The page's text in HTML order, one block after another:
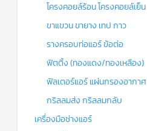
โครงคอยล์ร้อน โครงคอยล์เย็น
ขาแขวน ขายาง เทป กาว
รางครอบท่อแอร์ ข้อต่อ
ฟิตติ้ง (ทองแดง/ทองเหลือง)
ฟิลเตอร์แอร์ แผ่นกรองอากาศ
กริลลมส่ง กริลลมกลับ
เครื่องมือช่างแอร์